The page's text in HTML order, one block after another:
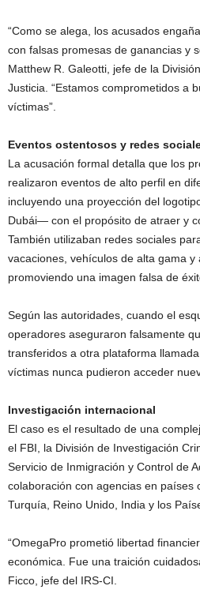
“Como se alega, los acusados
con falsas promesas de ganancias y
Matthew R. Galeotti, jefe de la
Justicia. “Estamos comprometidos a
víctimas”.
Eventos ostentosos y redes
La acusación formal detalla que los
realizaron eventos de alto perfil en
incluyendo una proyección del
Dubái— con el propósito de atraer y
También utilizaban redes sociales
vacaciones, vehículos de alta gama y
promoviendo una imagen falsa de
Según las autoridades, cuando el
operadores aseguraron falsamente
transferidos a otra plataforma
víctimas nunca pudieron acceder
Investigación internacional
El caso es el resultado de una
el FBI, la División de Investigación
Servicio de Inmigración y Control de
colaboración con agencias en países
Turquía, Reino Unido, India y los
“OmegaPro prometió libertad
económica. Fue una traición
Ficco, jefe del IRS-CI.